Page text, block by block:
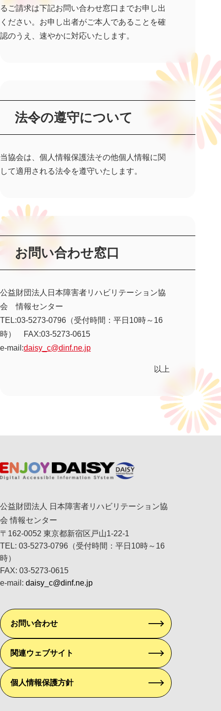
るご請求は下記お問い合わせ窓口までお申し出
ください。お申し出者がご本人であることを確
認のうえ、速やかに対応いたします。
法令の遵守について
当協会は、個人情報保護法その他個人情報に関
して適用される法令を遵守いたします。
お問い合わせ窓口
公益財団法人日本障害者リハビリテーション協
会 情報センター
TEL:03-5273-0796（受付時間：平日10時～16
時） FAX:03-5273-0615
e-mail:daisy_c@dinf.ne.jp
以上
公益財団法人 日本障害者リハビリテーション協
会 情報センター
〒162-0052 東京都新宿区戸山1-22-1
TEL: 03-5273-0796（受付時間：平日10時～16
時）
FAX: 03-5273-0615
e-mail: daisy_c@dinf.ne.jp
お問い合わせ
関連ウェブサイト
個人情報保護方針